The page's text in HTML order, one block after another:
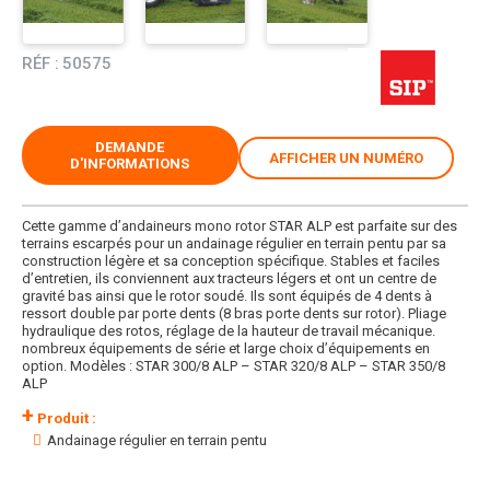
RÉF : 50575
+ Produit :
Andainage régulier en terrain pentu
Cette gamme d’andaineurs mono rotor STAR ALP est parfaite sur des
terrains escarpés pour un andainage régulier en terrain pentu par sa
construction légère et sa conception spécifique. Stables et faciles
d’entretien, ils conviennent aux tracteurs légers et ont un centre de
gravité bas ainsi que le rotor soudé. Ils sont équipés de 4 dents à
ressort double par porte dents (8 bras porte dents sur rotor). Pliage
hydraulique des rotos, réglage de la hauteur de travail mécanique.
nombreux équipements de série et large choix d’équipements en
option. Modèles : STAR 300/8 ALP – STAR 320/8 ALP – STAR 350/8
ALP
DEMANDE
D'INFORMATIONS
AFFICHER UN NUMÉRO